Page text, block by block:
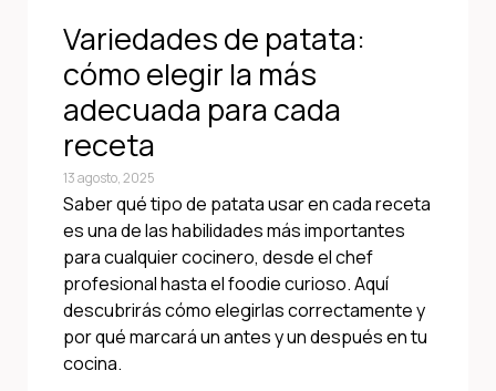
Variedades de patata:
cómo elegir la más
adecuada para cada
receta
13 agosto, 2025
Saber qué tipo de patata usar en cada receta
es una de las habilidades más importantes
para cualquier cocinero, desde el chef
profesional hasta el foodie curioso. Aquí
descubrirás cómo elegirlas correctamente y
por qué marcará un antes y un después en tu
cocina.